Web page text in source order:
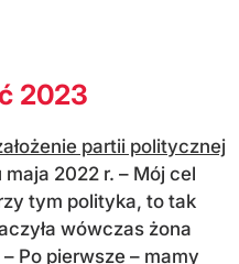
2023
partii politycznej
2022 r. – Mój cel
tym polityka, to tak
wówczas żona
Po pierwsze – mamy